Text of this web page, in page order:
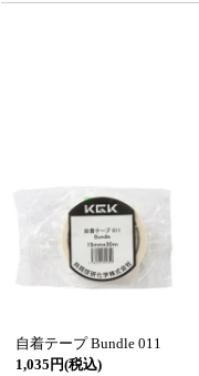
自着テープ Bundle 011
1,035円(税込)